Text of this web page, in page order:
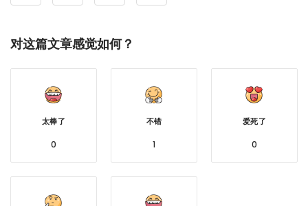
对这篇文章感觉如何？
太棒了
0
不错
1
爱死了
0